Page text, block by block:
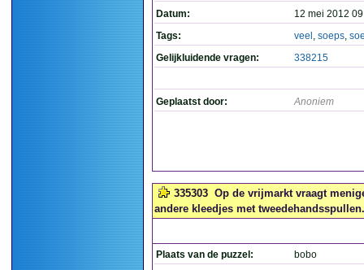
Datum:
12 mei 2012
Tags:
veel , soeps,
Gelijkluidende vragen:
338215
Geplaatst door: Anoniem
335303 Op de vrijmarkt vraagt
andere kleedjes met
Plaats van de puzzel:
bobo